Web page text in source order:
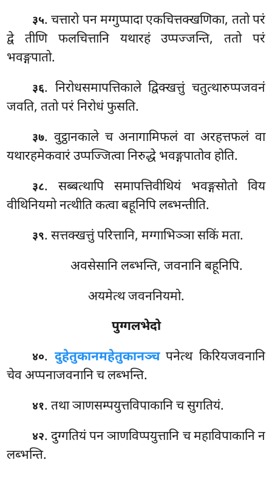
३५. चत्तारो पन मग्गुप्पादा एकचित्तक्खणिका, ततो परं
द्वे तीणि फलचित्तानि यथारहं उप्पज्जन्ति, ततो परं
भवङ्गपातो.
३६. निरोधसमापत्तिकाले द्विक्खत्तुं चतुत्थारुप्पजवनं
जवति, ततो परं निरोधं फुसति.
३७. वुट्ठानकाले च अनागामिफलं वा अरहत्तफलं वा
यथारहमेकवारं उप्पज्जित्वा निरुद्धे भवङ्गपातोव होति.
३८. सब्बत्थापि समापत्तिवीथियं भवङ्गसोतो विय
वीथिनियमो नत्थीति कत्वा बहूनिपि लब्भन्तीति.
३९. सत्तक्खत्तुं परित्तानि, मग्गाभिञ्ञा सकिं मता.
अवसेसानि लब्भन्ति, जवनानि बहूनिपि.
अयमेत्थ जवननियमो.
पुग्गलभेदो
४०. दुहेतुकानमहेतुकानञ्चपनेत्थ किरियजवनानि
चेव अप्पनाजवनानि च लब्भन्ति.
४१. तथा ञाणसम्पयुत्तविपाकानि च सुगतियं.
४२. दुग्गतियं पन ञाणविप्पयुत्तानि च महाविपाकानि न
लब्भन्ति.